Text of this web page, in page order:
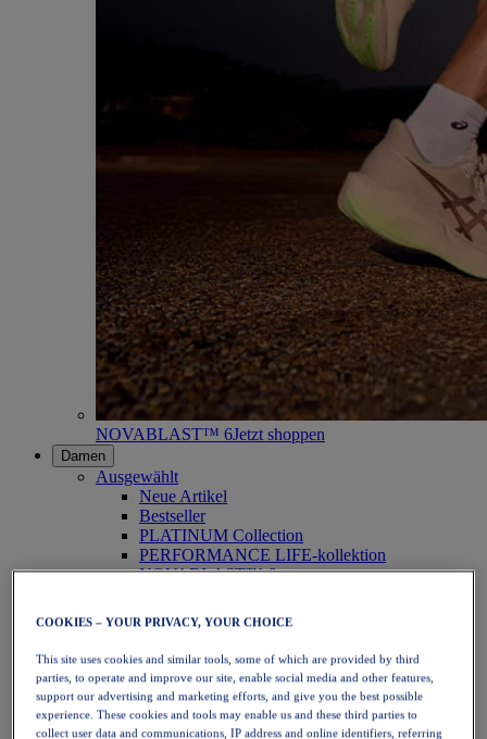
NOVABLAST™ 6Jetzt shoppen
Damen
Ausgewählt
Neue Artikel
Bestseller
PLATINUM Collection
PERFORMANCE LIFE-kollektion
NOVABLAST™ 6
Laufen
Trailrunning
Tennis
Volleyball
Handball
Padel
Korbball
COOKIES – YOUR PRIVACY, YOUR CHOICE
This site uses cookies and similar tools, some of which are provided by third
parties, to operate and improve our site, enable social media and other features,
support our advertising and marketing efforts, and give you the best possible
experience. These cookies and tools may enable us and these third parties to
collect user data and communications, IP address and online identifiers, referring